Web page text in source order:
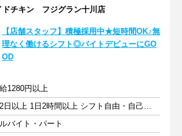
ドチキン フジグラン十川店
【店舗スタッフ】積極採用中★短時間OK♪無
理なく働けるシフト◎バイトデビューにGO
OD
1280円以上
週2日以上 1日2時間以上 シフト自由・自己申告
バイト・パート